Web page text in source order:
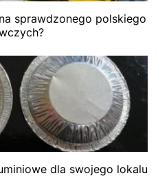
sprawdzonego polskiego
dla swojego lokalu